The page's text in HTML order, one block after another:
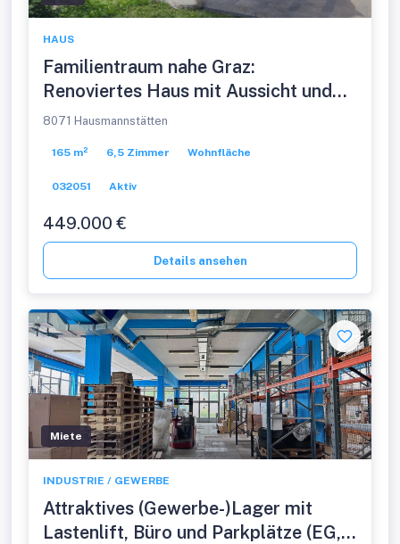
HAUS
Familientraum nahe Graz:
Renoviertes Haus mit Aussicht und
viel Wohnfläche
8071 Hausmannstätten
165 m² 6,5 Zimmer Wohnfläche
032051 Aktiv
449.000 €
Details ansehen
Miete
INDUSTRIE / GEWERBE
Attraktives (Gewerbe-)Lager mit
Lastenlift, Büro und Parkplätze (EG,